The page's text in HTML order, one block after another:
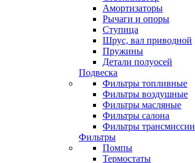
Амортизаторы
Рычаги и опоры
Ступица
Шрус, вал приводной
Пружины
Детали полуосей
Подвеска
Фильтры топливные
Фильтры воздушные
Фильтры масляные
Фильтры салона
Фильтры трансмиссии
Фильтры
Помпы
Термостаты